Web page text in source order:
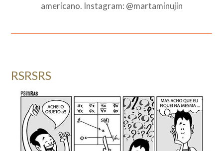
americano. Instagram: @martaminujin
RSRSRS